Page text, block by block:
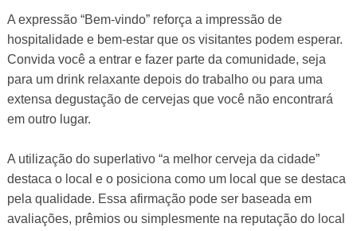
A expressão “Bem-vindo” reforça a impressão de
hospitalidade e bem-estar que os visitantes podem esperar.
Convida você a entrar e fazer parte da comunidade, seja
para um drink relaxante depois do trabalho ou para uma
extensa degustação de cervejas que você não encontrará
em outro lugar.
A utilização do superlativo “a melhor cerveja da cidade”
destaca o local e o posiciona como um local que se destaca
pela qualidade. Essa afirmação pode ser baseada em
avaliações, prêmios ou simplesmente na reputação do local